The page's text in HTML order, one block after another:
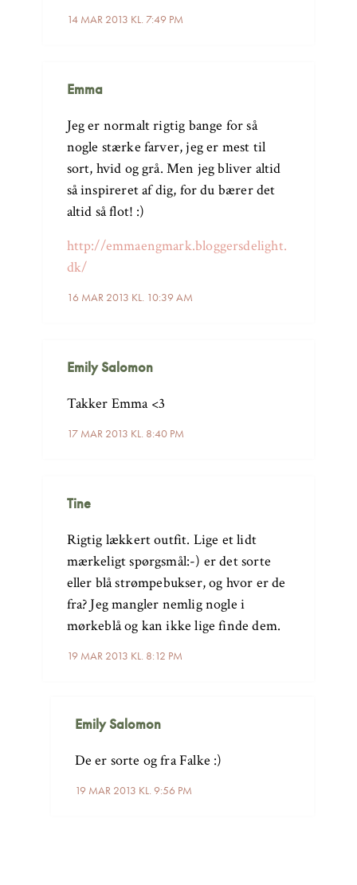
14 MAR 2013 KL. 7:49 PM
Emma
16 MAR 2013 KL. 10:39 AM
Jeg er normalt rigtig bange for så
nogle stærke farver, jeg er mest til
sort, hvid og grå. Men jeg bliver altid
så inspireret af dig, for du bærer det
altid så flot! :)
http://emmaengmark.bloggersdelight.
dk/
Emily Salomon
17 MAR 2013 KL. 8:40 PM
Takker Emma <3
Tine
19 MAR 2013 KL. 8:12 PM
Rigtig lækkert outfit. Lige et lidt
mærkeligt spørgsmål:-) er det sorte
eller blå strømpebukser, og hvor er de
fra? Jeg mangler nemlig nogle i
mørkeblå og kan ikke lige finde dem.
Emily Salomon
19 MAR 2013 KL. 9:56 PM
De er sorte og fra Falke :)